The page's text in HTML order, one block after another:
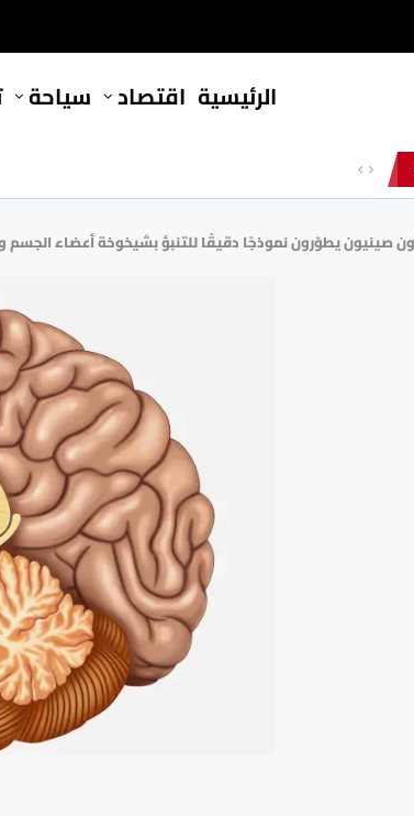
الرئيسية ⁠اقتصاد سياحة
صينيون يطوّرون نموذجًا دقيقًا للتنبؤ بشيخوخة أعضاء الجسم